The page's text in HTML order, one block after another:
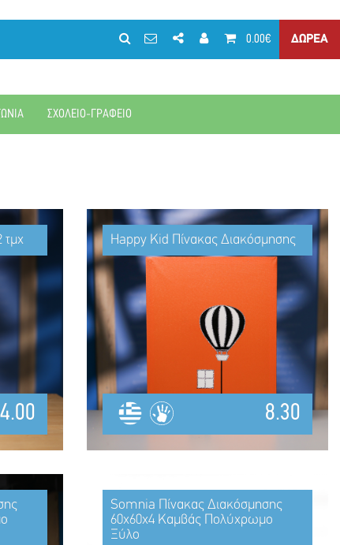
0.00€ ΔΩΡΕΑ
ΣΧΟΛΕΙΟ-ΓΡΑΦΕΙΟ
τμχ Happy Kid Πίνακας Διακόσμησης
8.30
Somnia Πίνακας Διακόσμησης
60x60x4 Καμβάς Πολύχρωμο
Ξύλο